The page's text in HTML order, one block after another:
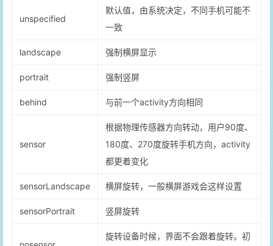
unspecified
默认值，由系统决定，不同手机可能不
一致
landscape 强制横屏显示
portrait 强制竖屏
behind 与前一个activity方向相同
sensor
根据物理传感器方向转动，用户90度、
180度、270度旋转手机方向，activity
都更着变化
sensorLandscape 横屏旋转，一般横屏游戏会这样设置
sensorPortrait 竖屏旋转
旋转设备时候，界面不会跟着旋转。初